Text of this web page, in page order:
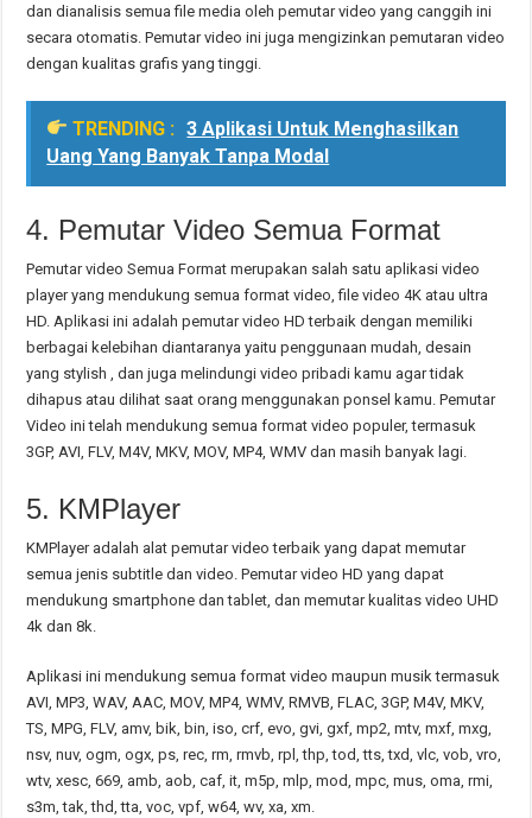
dan dianalisis semua file media oleh pemutar video yang canggih ini
secara otomatis. Pemutar video ini juga mengizinkan pemutaran video
dengan kualitas grafis yang tinggi.
TRENDING :
3 Aplikasi Untuk Menghasilkan
Uang Yang Banyak Tanpa Modal
4. Pemutar Video Semua Format
Pemutar video Semua Format merupakan salah satu aplikasi video
player yang mendukung semua format video, file video 4K atau ultra
HD. Aplikasi ini adalah pemutar video HD terbaik dengan memiliki
berbagai kelebihan diantaranya yaitu penggunaan mudah, desain
yang stylish , dan juga melindungi video pribadi kamu agar tidak
dihapus atau dilihat saat orang menggunakan ponsel kamu. Pemutar
Video ini telah mendukung semua format video populer, termasuk
3GP, AVI, FLV, M4V, MKV, MOV, MP4, WMV dan masih banyak lagi.
5. KMPlayer
KMPlayer adalah alat pemutar video terbaik yang dapat memutar
semua jenis subtitle dan video. Pemutar video HD yang dapat
mendukung smartphone dan tablet, dan memutar kualitas video UHD
4k dan 8k.
Aplikasi ini mendukung semua format video maupun musik termasuk
AVI, MP3, WAV, AAC, MOV, MP4, WMV, RMVB, FLAC, 3GP, M4V, MKV,
TS, MPG, FLV, amv, bik, bin, iso, crf, evo, gvi, gxf, mp2, mtv, mxf, mxg,
nsv, nuv, ogm, ogx, ps, rec, rm, rmvb, rpl, thp, tod, tts, txd, vlc, vob, vro,
wtv, xesc, 669, amb, aob, caf, it, m5p, mlp, mod, mpc, mus, oma, rmi,
s3m, tak, thd, tta, voc, vpf, w64, wv, xa, xm.